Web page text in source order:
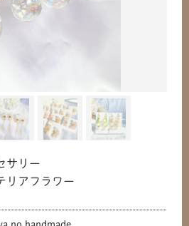
サリー
リアフラワー